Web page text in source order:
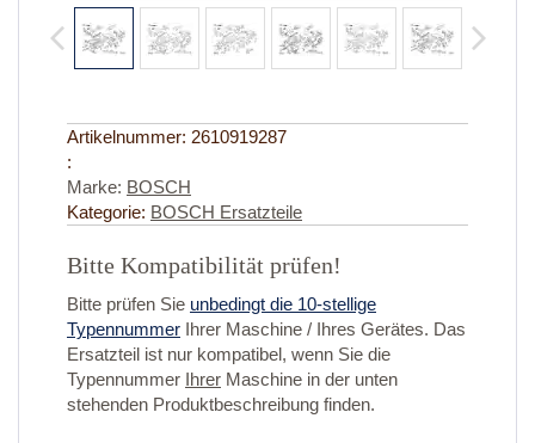
Artikelnummer: 2610919287
:
Marke: BOSCH
Kategorie: BOSCH Ersatzteile
Bitte Kompatibilität prüfen!
Bitte prüfen Sie unbedingt die 10-stellige
Typennummer Ihrer Maschine / Ihres Gerätes. Das
Ersatzteil ist nur kompatibel, wenn Sie die
Typennummer Ihrer Maschine in der unten
stehenden Produktbeschreibung finden.